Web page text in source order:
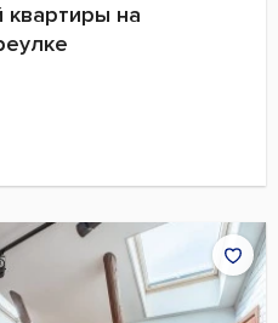
квартиры на